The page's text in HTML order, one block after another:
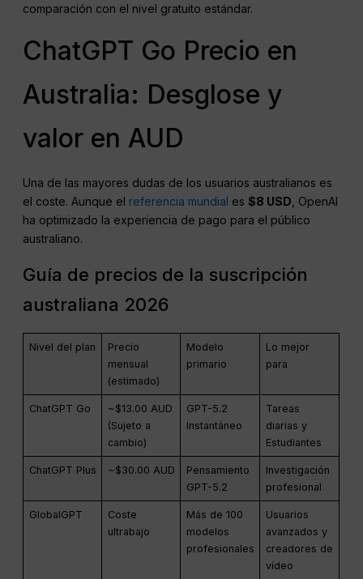
comparación con el nivel gratuito estándar.
ChatGPT Go Precio en
Australia: Desglose y
valor en AUD
Una de las mayores dudas de los usuarios australianos es
el coste. Aunque el referencia mundial es$8 USD , OpenAI
ha optimizado la experiencia de pago para el público
australiano.
Guía de precios de la suscripción
australiana 2026
Nivel del plan
Precio
mensual
(estimado)
Modelo
primario
Lo mejor
para
ChatGPT Go
~$13.00 AUD
(Sujeto a
cambio)
GPT-5.2
Instantáneo
Tareas
diarias y
Estudiantes
ChatGPT Plus ~$30.00 AUD
Pensamiento
GPT-5.2
Investigación
profesional
GlobalGPT
Coste
ultrabajo
Más de 100
modelos
profesionales
Usuarios
avanzados y
creadores de
vídeo